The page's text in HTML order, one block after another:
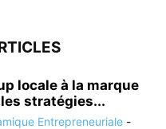
locale à la marque
stratégies...
Entrepreneuriale -